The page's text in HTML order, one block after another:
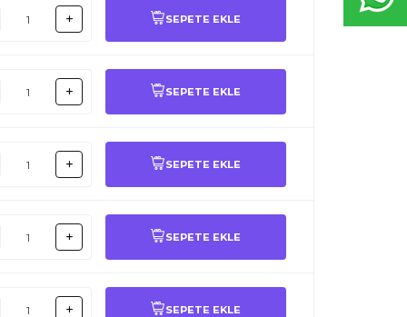
SEPETE EKLE
SEPETE EKLE
SEPETE EKLE
SEPETE EKLE
SEPETE EKLE